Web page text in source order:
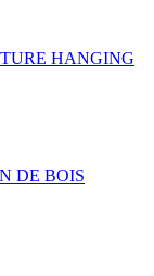
HANGING
DE BOIS